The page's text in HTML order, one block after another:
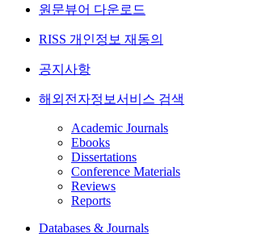
원문뷰어 다운로드
RISS 개인정보 재동의
공지사항
해외전자정보서비스 검색
Academic Journals
Ebooks
Dissertations
Conference Materials
Reviews
Reports
Databases & Journals